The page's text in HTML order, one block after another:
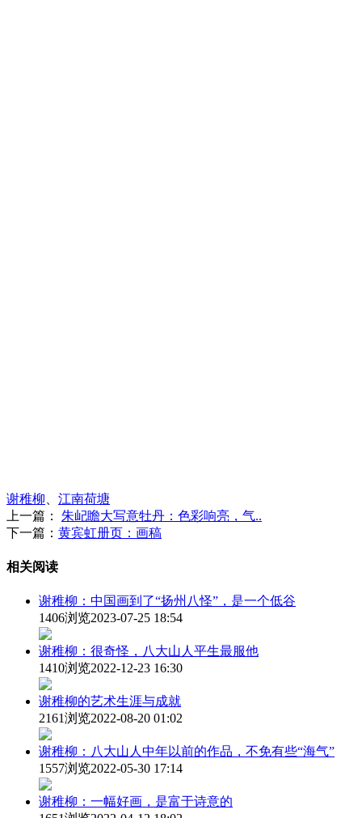
谢稚柳
江南荷塘
上一篇：
朱屺瞻大写意牡丹：色彩响亮，气..
下一篇： 黄宾虹册页：画稿
相关阅读
谢稚柳：中国画到了“扬州八怪”，是一个低谷
1406浏览2023-07-25 18:54
谢稚柳：很奇怪，八大山人平生最服他
1410浏览2022-12-23 16:30
谢稚柳的艺术生涯与成就
2161浏览2022-08-20 01:02
谢稚柳：八大山人中年以前的作品，不免有些“海气”
1557浏览2022-05-30 17:14
谢稚柳：一幅好画，是富于诗意的